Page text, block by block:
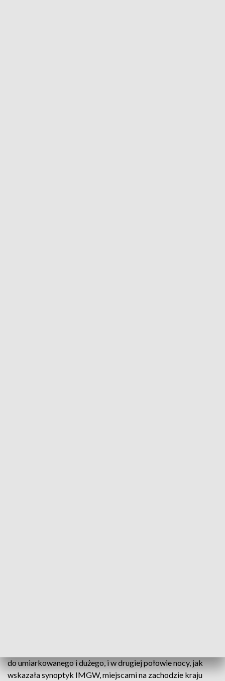
do umiarkowanego i dużego, i w drugiej połowie nocy, jak
wskazała synoptyk IMGW, miejscami na zachodzie kraju